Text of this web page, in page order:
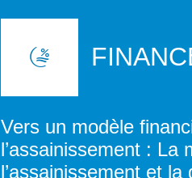
NOTRE VISION
NOTRE
NOTRE SECRÉTARIAT
Vers un modèle
l’assainissement :
l’assainissement et